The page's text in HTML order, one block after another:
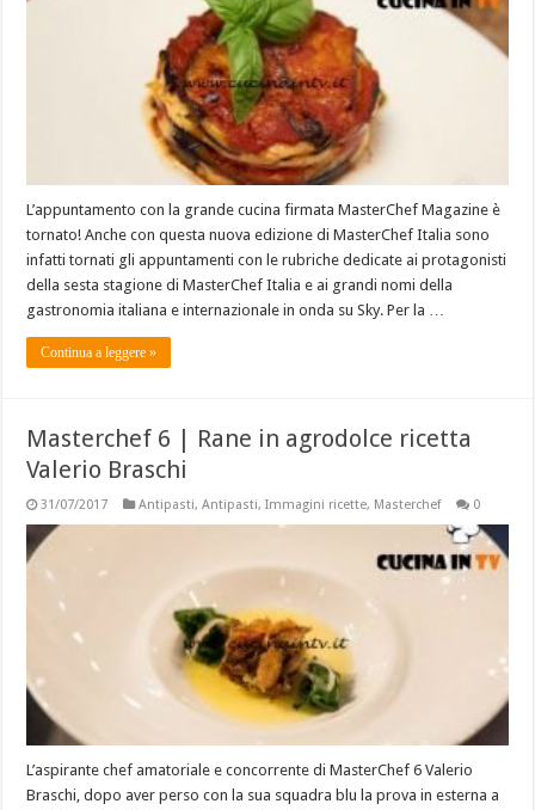
L’appuntamento con la grande cucina firmata MasterChef Magazine è
tornato! Anche con questa nuova edizione di MasterChef Italia sono
infatti tornati gli appuntamenti con le rubriche dedicate ai protagonisti
della sesta stagione di MasterChef Italia e ai grandi nomi della
gastronomia italiana e internazionale in onda su Sky. Per la …
Continua a leggere »
Masterchef 6 | Rane in agrodolce ricetta
Valerio Braschi
31/07/2017 Antipasti,Antipasti,Immagini ricette, Masterchef 0
L’aspirante chef amatoriale e concorrente di MasterChef 6 Valerio
Braschi, dopo aver perso con la sua squadra blu la prova in esterna a